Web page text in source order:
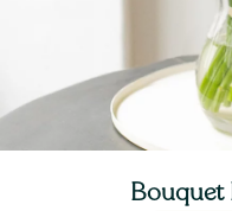
Bouquet